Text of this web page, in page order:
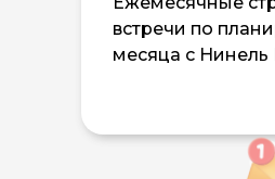
встречи по
месяца с